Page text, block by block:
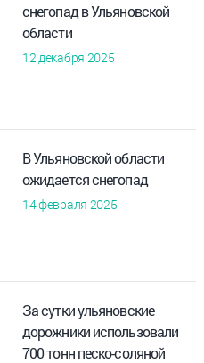
снегопад в Ульяновской
области
12 декабря 2025
В Ульяновской области
ожидается снегопад
14 февраля 2025
За сутки ульяновские
дорожники использовали
700 тонн песко-соляной